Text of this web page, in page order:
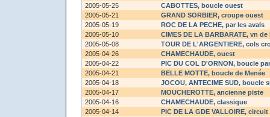
2005-05-25
CABOTTES, boucle ouest
2005-05-21
GRAND SORBIER, croupe ouest
2005-05-19
ROC DE LA PECHE, par les avals
2005-05-10
CIMES DE LA BARBARATE, vn de
2005-05-08
TOUR DE L'ARGENTIERE, cols
2005-04-26
CHAMECHAUDE, ouest
2005-04-22
PIC DU COL D'ORNON, boucle
2005-04-21
BELLE MOTTE, boucle de Menée
2005-04-18
JOCOU, ANTECIME SUD, boucle
2005-04-17
MOUCHEROTTE, ancienne piste
2005-04-16
CHAMECHAUDE, classique
2005-04-14
PIC DE LA GDE VALLOIRE, circuit